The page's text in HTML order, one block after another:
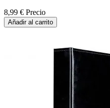
8,99 € Precio
Añadir al carrito